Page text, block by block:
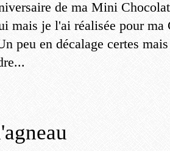
de ma Mini
mais je l'ai réalisée pour
peu en décalage certes